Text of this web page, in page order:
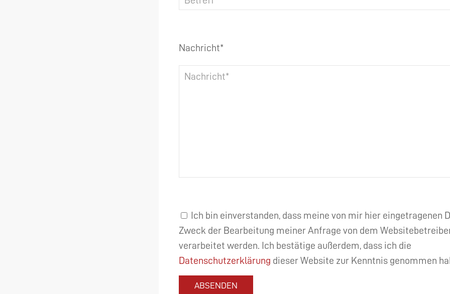
Nachricht*
Ich bin einverstanden, dass meine von mir hier eingetragenen
Zweck der Bearbeitung meiner Anfrage von dem
verarbeitet werden. Ich bestätige außerdem, dass ich die
Datenschutzerklärung dieser Website zur Kenntnis genommen
ABSENDEN